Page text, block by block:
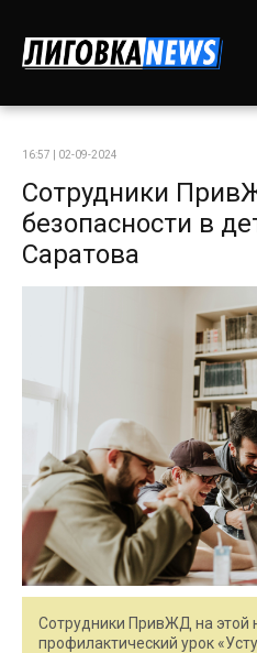
16:57 | 02-09-2024
Сотрудники
безопасности в
Саратова
Сотрудники ПривЖД на этой
профилактический урок